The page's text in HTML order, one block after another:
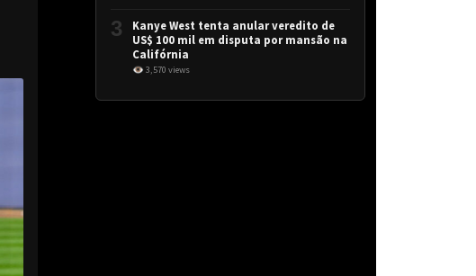
3
Kanye West tenta anular veredito de
US$ 100 mil em disputa por mansão na
Califórnia
👁 3,570 views